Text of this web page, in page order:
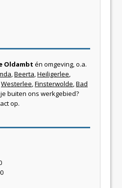
Oldambt én omgeving, o.a.
,Beerta,Heiligerlee,
Westerlee,Finsterwolde,Bad
buiten ons werkgebied?
op.